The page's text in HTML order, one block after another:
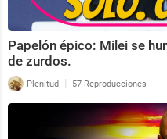
Papelón épico: Milei se
de zurdos.
Plenitud | 57 Reproducciones